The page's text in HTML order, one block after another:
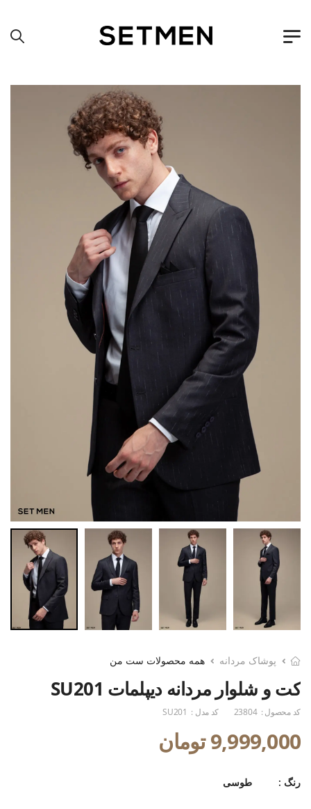
پوشاک مردانه همه محصولات ست من
کت و شلوار مردانه دیپلمات SU201
کد محصول : 23804 کد مدل : SU201
9,999,000 تومان
رنگ : طوسی